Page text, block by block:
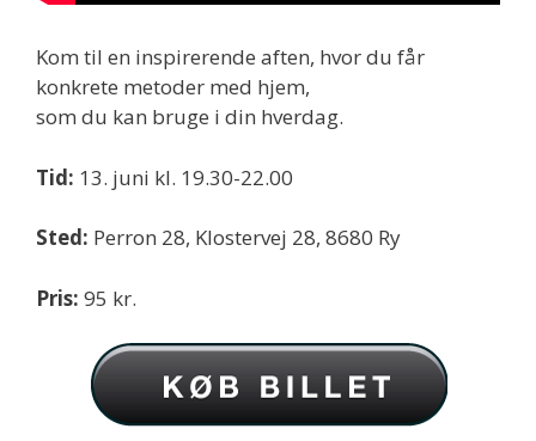
Kom til en inspirerende aften, hvor du får
konkrete metoder med hjem,
som du kan bruge i din hverdag.
Tid: 13. juni kl. 19.30-22.00
Sted: Perron 28, Klostervej 28, 8680 Ry
Pris: 95 kr.